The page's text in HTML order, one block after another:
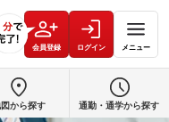
会員登録 ログイン メニュー
から探す 通勤・通学から探す